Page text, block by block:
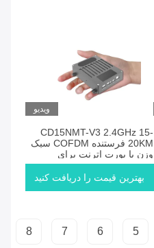
ویدیو
CD15NMT-V3 2.4GHz 15-
20KM فرستنده COFDM سبک
وزن با پورت اترنت برای
هواپیماهای بدون سرنشین
بهترین قیمت را دریافت کنید
5
6
7
8